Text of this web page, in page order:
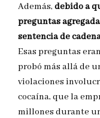
Además, debido a
preguntas
sentencia de
Esas preguntas
probó más allá de
violaciones
cocaína, que la
millones durante